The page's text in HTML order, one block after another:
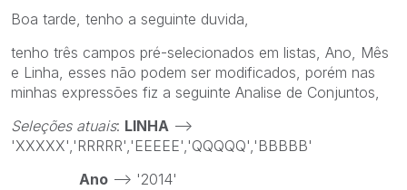
Boa tarde, tenho a seguinte duvida,
tenho três campos pré-selecionados em listas, Ano, Mês
e Linha, esses não podem ser modificados, porém nas
minhas expressões fiz a seguinte Analise de Conjuntos,
Seleções atuais: LINHA -->
'XXXXX','RRRRR','EEEEE','QQQQQ','BBBBB'
Ano --> '2014'